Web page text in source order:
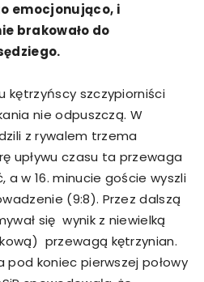
emocjonująco, i
brakowało do
kętrzyńscy szczypiorniści
nie odpuszczą. W
z rywalem trzema
upływu czasu ta przewaga
a w 16. minucie goście wyszli
(9:8). Przez dalszą
się wynik z niewielką
przewagą kętrzynian.
koniec pierwszej połowy